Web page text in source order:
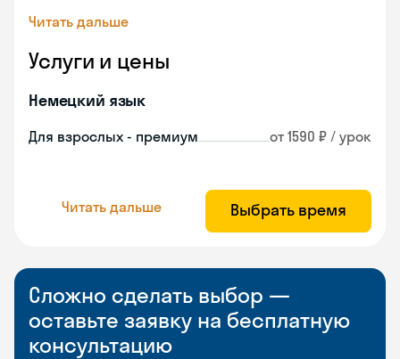
Читать дальше
Услуги и цены
Немецкий язык
Для взрослых - премиум от 1590 ₽ / урок
Читать дальше Выбрать время
Сложно сделать выбор —
оставьте заявку на бесплатную
консультацию